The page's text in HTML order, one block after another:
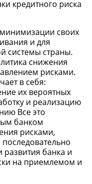
кредитного риска
своих
и для
системы страны.
снижения
рисками.
в себя:
их вероятных
и реализацию
Все это
банком
рисками,
развития банка и
на приемлемом и